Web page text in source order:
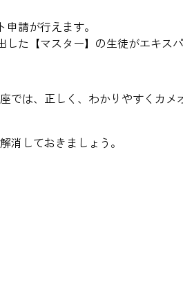
請が行えます。
た【マスター】の生徒がエキス
では、正しく、わかりやすくカ
消しておきましょう。